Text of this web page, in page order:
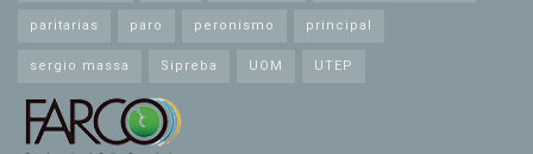
paritarias paro peronismo principal
sergio massa Sipreba UOM UTEP